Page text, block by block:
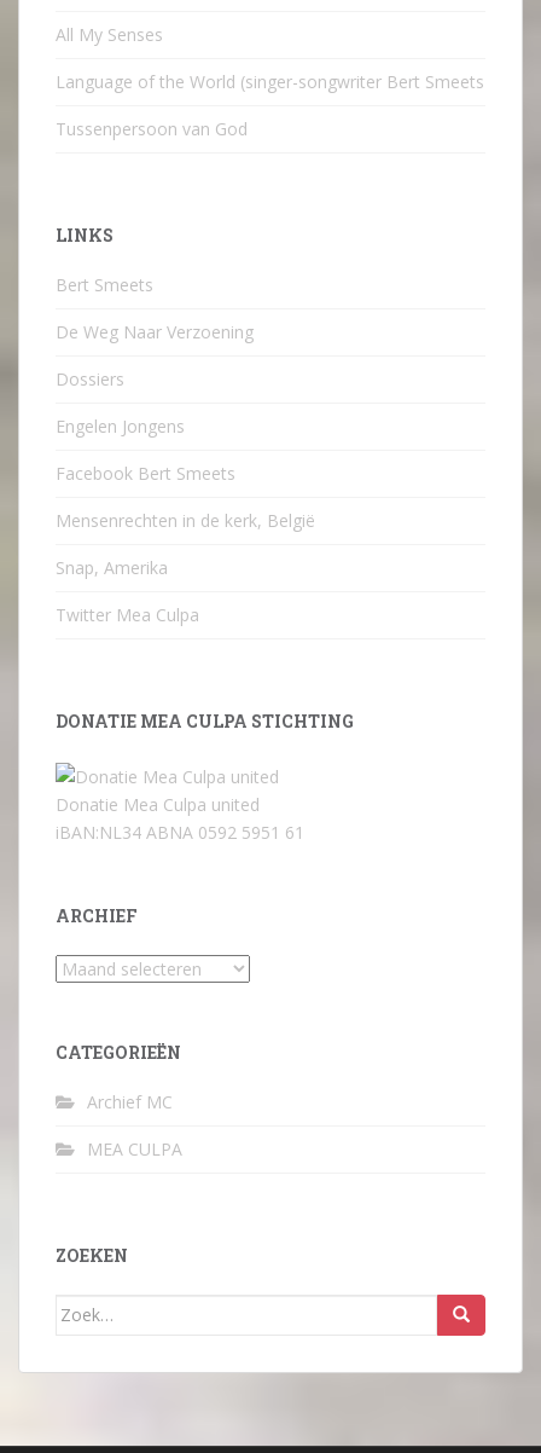
All My Senses
Language of the World (singer-songwriter Bert Smeets
Tussenpersoon van God
LINKS
Bert Smeets
De Weg Naar Verzoening
Dossiers
Engelen Jongens
Facebook Bert Smeets
Mensenrechten in de kerk, België
Snap, Amerika
Twitter Mea Culpa
DONATIE MEA CULPA STICHTING
Donatie Mea Culpa united
iBAN:NL34 ABNA 0592 5951 61
ARCHIEF
Archief
CATEGORIEËN
Archief MC
MEA CULPA
ZOEKEN
Zoek